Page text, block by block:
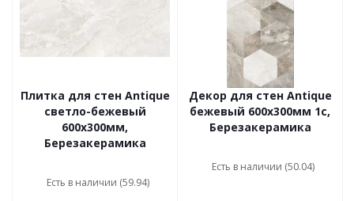
Плитка для стен Antique
светло-бежевый
600x300мм,
Березакерамика
Есть в наличии (59.94)
Декор для стен Antique
бежевый 600x300мм 1с,
Березакерамика
Есть в наличии (50.04)